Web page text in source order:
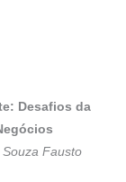
Desafios da
Fausto